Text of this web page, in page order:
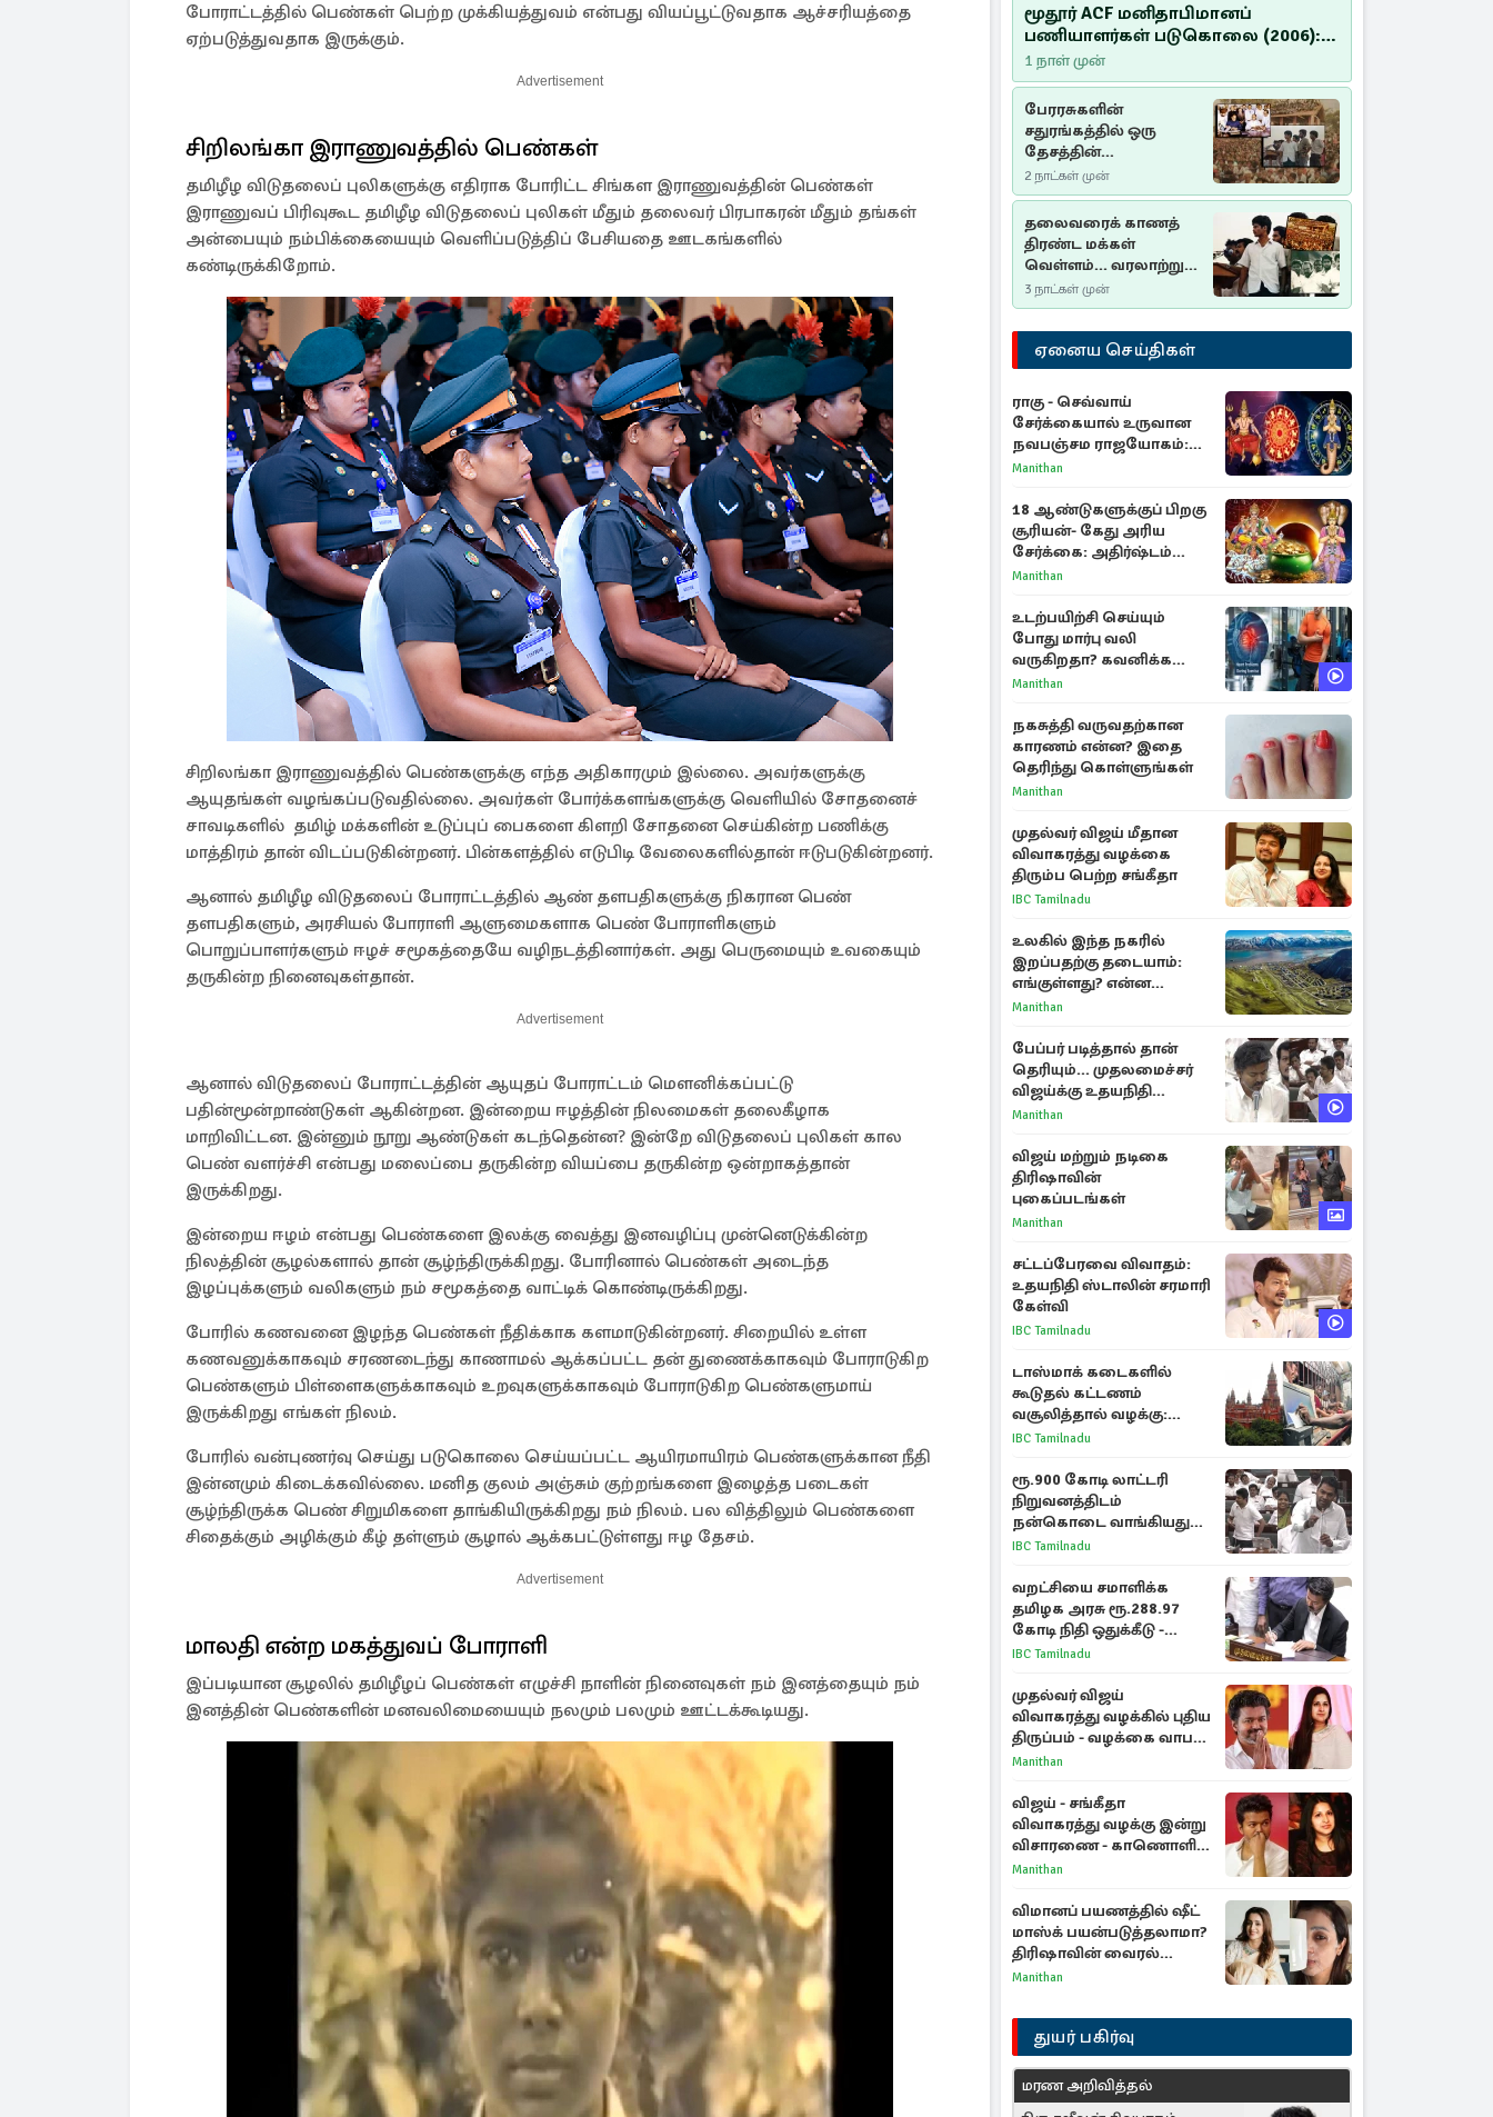
போராட்டத்தில் பெண்கள் பெற்ற முக்கியத்துவம் என்பது வியப்பூட்டுவதாக ஆச்சரியத்தை
ஏற்படுத்துவதாக இருக்கும்.
Advertisement
சிறிலங்கா இராணுவத்தில் பெண்கள்
தமிழீழ விடுதலைப் புலிகளுக்கு எதிராக போரிட்ட சிங்கள இராணுவத்தின் பெண்கள்
இராணுவப் பிரிவுகூட தமிழீழ விடுதலைப் புலிகள் மீதும் தலைவர் பிரபாகரன் மீதும் தங்கள்
அன்பையும் நம்பிக்கையையும் வெளிப்படுத்திப் பேசியதை ஊடகங்களில்
கண்டிருக்கிறோம்.
சிறிலங்கா இராணுவத்தில் பெண்களுக்கு எந்த அதிகாரமும் இல்லை. அவர்களுக்கு
ஆயுதங்கள் வழங்கப்படுவதில்லை. அவர்கள் போர்க்களங்களுக்கு வெளியில் சோதனைச்
சாவடிகளில் தமிழ் மக்களின் உடுப்புப் பைகளை கிளறி சோதனை செய்கின்ற பணிக்கு
மாத்திரம் தான் விடப்படுகின்றனர். பின்களத்தில் எடுபிடி வேலைகளில்தான் ஈடுபடுகின்றனர்.
ஆனால் தமிழீழ விடுதலைப் போராட்டத்தில் ஆண் தளபதிகளுக்கு நிகரான பெண்
தளபதிகளும், அரசியல் போராளி ஆளுமைகளாக பெண் போராளிகளும்
பொறுப்பாளர்களும் ஈழச் சமூகத்தையே வழிநடத்தினார்கள். அது பெருமையும் உவகையும்
தருகின்ற நினைவுகள்தான்.
Advertisement
ஆனால் விடுதலைப் போராட்டத்தின் ஆயுதப் போராட்டம் மௌனிக்கப்பட்டு
பதின்மூன்றாண்டுகள் ஆகின்றன. இன்றைய ஈழத்தின் நிலமைகள் தலைகீழாக
மாறிவிட்டன. இன்னும் நூறு ஆண்டுகள் கடந்தென்ன? இன்றே விடுதலைப் புலிகள் கால
பெண் வளர்ச்சி என்பது மலைப்பை தருகின்ற வியப்பை தருகின்ற ஒன்றாகத்தான்
இருக்கிறது.
இன்றைய ஈழம் என்பது பெண்களை இலக்கு வைத்து இனவழிப்பு முன்னெடுக்கின்ற
நிலத்தின் சூழல்களால் தான் சூழ்ந்திருக்கிறது. போரினால் பெண்கள் அடைந்த
இழப்புக்களும் வலிகளும் நம் சமூகத்தை வாட்டிக் கொண்டிருக்கிறது.
போரில் கணவனை இழந்த பெண்கள் நீதிக்காக களமாடுகின்றனர். சிறையில் உள்ள
கணவனுக்காகவும் சரணடைந்து காணாமல் ஆக்கப்பட்ட தன் துணைக்காகவும் போராடுகிற
பெண்களும் பிள்ளைகளுக்காகவும் உறவுகளுக்காகவும் போராடுகிற பெண்களுமாய்
இருக்கிறது எங்கள் நிலம்.
போரில் வன்புணர்வு செய்து படுகொலை செய்யப்பட்ட ஆயிரமாயிரம் பெண்களுக்கான நீதி
இன்னமும் கிடைக்கவில்லை. மனித குலம் அஞ்சும் குற்றங்களை இழைத்த படைகள்
சூழ்ந்திருக்க பெண் சிறுமிகளை தாங்கியிருக்கிறது நம் நிலம். பல வித்திலும் பெண்களை
சிதைக்கும் அழிக்கும் கீழ் தள்ளும் சூழால் ஆக்கபட்டுள்ளது ஈழ தேசம்.
Advertisement
மாலதி என்ற மகத்துவப் போராளி
இப்படியான சூழலில் தமிழீழப் பெண்கள் எழுச்சி நாளின் நினைவுகள் நம் இனத்தையும் நம்
இனத்தின் பெண்களின் மனவலிமையையும் நலமும் பலமும் ஊட்டக்கூடியது.
மூதூர் ACF மனிதாபிமானப்
பணியாளர்கள் படுகொலை (2006):
20 ஆண்டுகளாகியும் நீதி
மறுக்கப்பட்ட மனிதாபிமானப்
பேரவலம்
1 நாள் முன்
பேரரசுகளின்
சதுரங்கத்தில் ஒரு
தேசத்தின்
தீர்க்கதரிசனம் :
சுதுமலை பிரகடனம்
ஒரு வரலாற்றுப் பாடம்
2 நாட்கள் முன்
தலைவரைக் காணத்
திரண்ட மக்கள்
வெள்ளம்... வரலாற்றுச்
சிறப்புமிக்க சுதுமலைப்
பிரகடனம்…
3 நாட்கள் முன்
ஏனைய செய்திகள்
ராகு - செவ்வாய்
சேர்க்கையால் உருவான
நவபஞ்சம ராஜயோகம்:
அதிர்ஷ்டம் பெறும் 3
Manithan
18 ஆண்டுகளுக்குப் பிறகு
சூரியன்- கேது அரிய
சேர்க்கை: அதிர்ஷ்டம்
பெறும் 3 ராசிகள்!
Manithan
உடற்பயிற்சி செய்யும்
போது மார்பு வலி
வருகிறதா? கவனிக்க
வேண்டிய எச்சரிக்கை
Manithan
நகசுத்தி வருவதற்கான
காரணம் என்ன? இதை
தெரிந்து கொள்ளுங்கள்
Manithan
முதல்வர் விஜய் மீதான
விவாகரத்து வழக்கை
திரும்ப பெற்ற சங்கீதா
IBC Tamilnadu
உலகில் இந்த நகரில்
இறப்பதற்கு தடையாம்:
எங்குள்ளது? என்ன
காரணம் தெரியுமா?
Manithan
பேப்பர் படித்தால் தான்
தெரியும்... முதலமைச்சர்
விஜய்க்கு உதயநிதி
ஸ்டாலின் பதிலடி
Manithan
விஜய் மற்றும் நடிகை
திரிஷாவின்
புகைப்படங்கள்
Manithan
சட்டப்பேரவை விவாதம்:
உதயநிதி ஸ்டாலின் சரமாரி
கேள்வி
IBC Tamilnadu
டாஸ்மாக் கடைகளில்
கூடுதல் கட்டணம்
வசூலித்தால் வழக்கு:
சென்னை உயர்நீதிமன்றம்
IBC Tamilnadu
ரூ.900 கோடி லாட்டரி
நிறுவனத்திடம்
நன்கொடை வாங்கியது
ஏன்? உதயநிதி - ஆதவ்
IBC Tamilnadu
வறட்சியை சமாளிக்க
தமிழக அரசு ரூ.288.97
கோடி நிதி ஒதுக்கீடு -
வெளியான அரசாணை
IBC Tamilnadu
முதல்வர் விஜய்
விவாகரத்து வழக்கில் புதிய
திருப்பம் - வழக்கை வாபஸ்
பெற்ற சங்கீதா!
Manithan
விஜய் - சங்கீதா
விவாகரத்து வழக்கு இன்று
விசாரணை - காணொளி
மூலம் ஆஜராக வாய்ப்பு
Manithan
விமானப் பயணத்தில் ஷீட்
மாஸ்க் பயன்படுத்தலாமா?
திரிஷாவின் வைரல்
செல்ஃபிக்கு மருத்துவர்
Manithan
துயர் பகிர்வு
மரண அறிவித்தல்